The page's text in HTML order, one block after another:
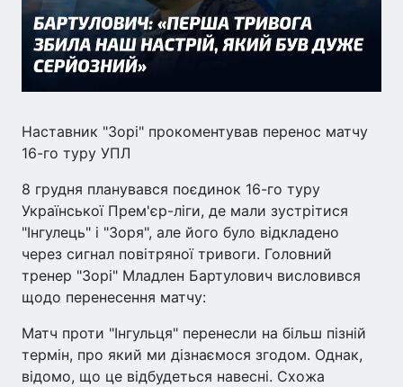
Наставник "Зорі" прокоментував перенос матчу
16-го туру УПЛ
8 грудня планувався поєдинок 16-го туру
Української Прем'єр-ліги, де мали зустрітися
"Інгулець" і "Зоря", але його було відкладено
через сигнал повітряної тривоги. Головний
тренер "Зорі" Младлен Бартулович висловився
щодо перенесення матчу:
Матч проти "Інгульця" перенесли на більш пізній
термін, про який ми дізнаємося згодом. Однак,
відомо, що це відбудеться навесні. Схожа